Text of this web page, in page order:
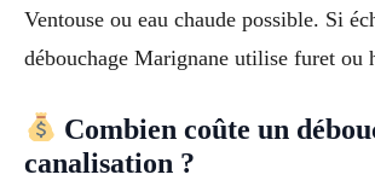
Ventouse ou eau chaude possible. Si
débouchage Marignane utilise furet ou
Combien coûte un
canalisation ?